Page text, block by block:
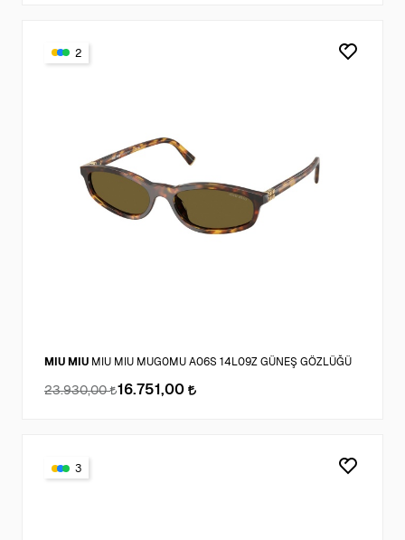
2
MIU MIU MIU MIU MUG0MU A06S 14L09Z GÜNEŞ GÖZLÜĞÜ
23.930,00 16.751,00
3